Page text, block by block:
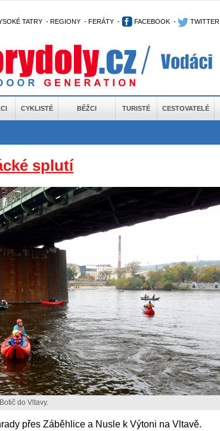
TATRY - REGIONY - FERÁTY - FACEBOOK - TWITTER
CYKLISTÉ BĚŽCI TURISTÉ CESTOVATELÉ
splutí
do Vltavy.
přes Záběhlice a Nusle k Výtoni na Vltavě.